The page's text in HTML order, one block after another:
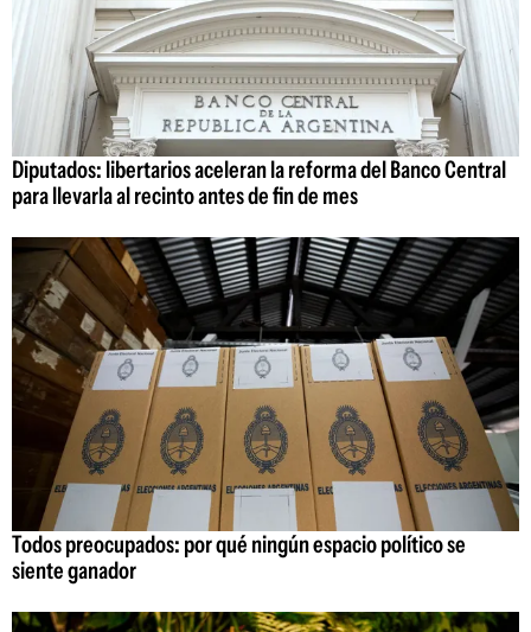
Diputados: libertarios aceleran la reforma del Banco Central
para llevarla al recinto antes de fin de mes
Todos preocupados: por qué ningún espacio político se
siente ganador